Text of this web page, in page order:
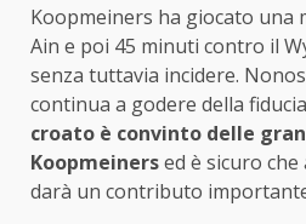
Koopmeiners ha giocato una
Ain e poi 45 minuti contro il
senza tuttavia incidere.
continua a godere della
croato è convinto delle
Koopmeinersed è sicuro
darà un contributo